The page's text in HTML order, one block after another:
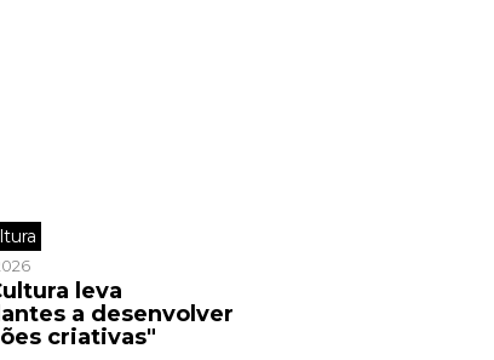
leva
a desenvolver
criativas"